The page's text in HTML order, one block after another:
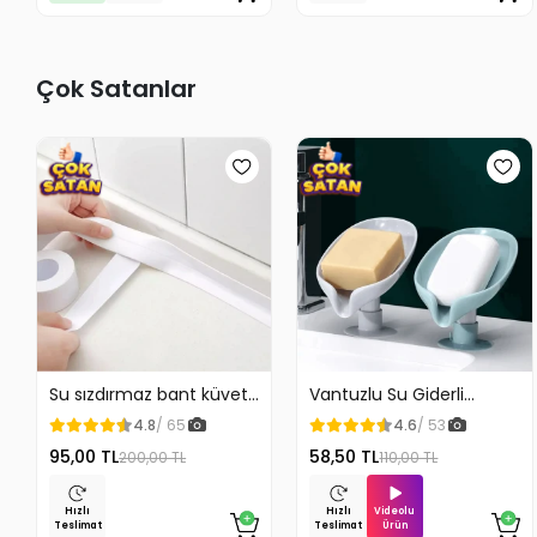
Çok Satanlar
Su sızdırmaz bant küvet
Tezgah tamir bandı
4.8/ 65
95,00 TL200,00 TL
Hızlı
Teslimat
Vantuzlu Su Giderli
Sabunluk Kaymaz
4.6/ 53
58,50 TL110,00 TL
Hızlı
Teslimat
Videolu
Ürün